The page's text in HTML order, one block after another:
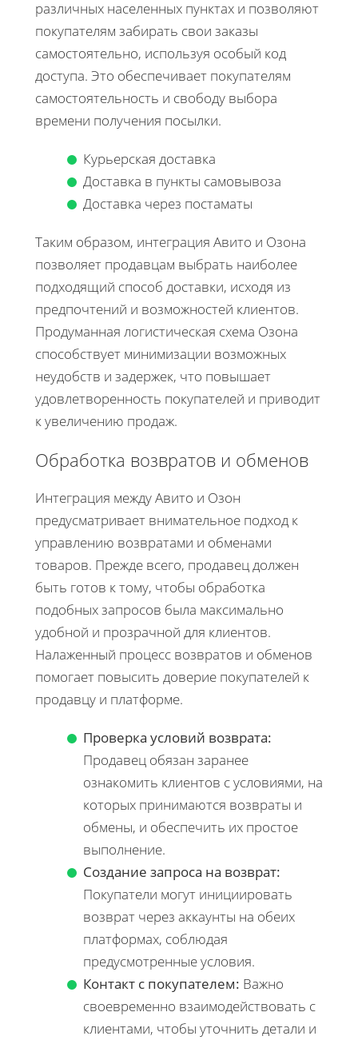
различных населенных пунктах и позволяют
покупателям забирать свои заказы
самостоятельно, используя особый код
доступа. Это обеспечивает покупателям
самостоятельность и свободу выбора
времени получения посылки.
Курьерская доставка
Доставка в пункты самовывоза
Доставка через постаматы
Таким образом, интеграция Авито и Озона
позволяет продавцам выбрать наиболее
подходящий способ доставки, исходя из
предпочтений и возможностей клиентов.
Продуманная логистическая схема Озона
способствует минимизации возможных
неудобств и задержек, что повышает
удовлетворенность покупателей и приводит
к увеличению продаж.
Обработка возвратов и обменов
Интеграция между Авито и Озон
предусматривает внимательное подход к
управлению возвратами и обменами
товаров. Прежде всего, продавец должен
быть готов к тому, чтобы обработка
подобных запросов была максимально
удобной и прозрачной для клиентов.
Налаженный процесс возвратов и обменов
помогает повысить доверие покупателей к
продавцу и платформе.
Проверка условий возврата:
Продавец обязан заранее
ознакомить клиентов с условиями, на
которых принимаются возвраты и
обмены, и обеспечить их простое
выполнение.
Создание запроса на возврат:
Покупатели могут инициировать
возврат через аккаунты на обеих
платформах, соблюдая
предусмотренные условия.
Контакт с покупателем: Важно
своевременно взаимодействовать с
клиентами, чтобы уточнить детали и